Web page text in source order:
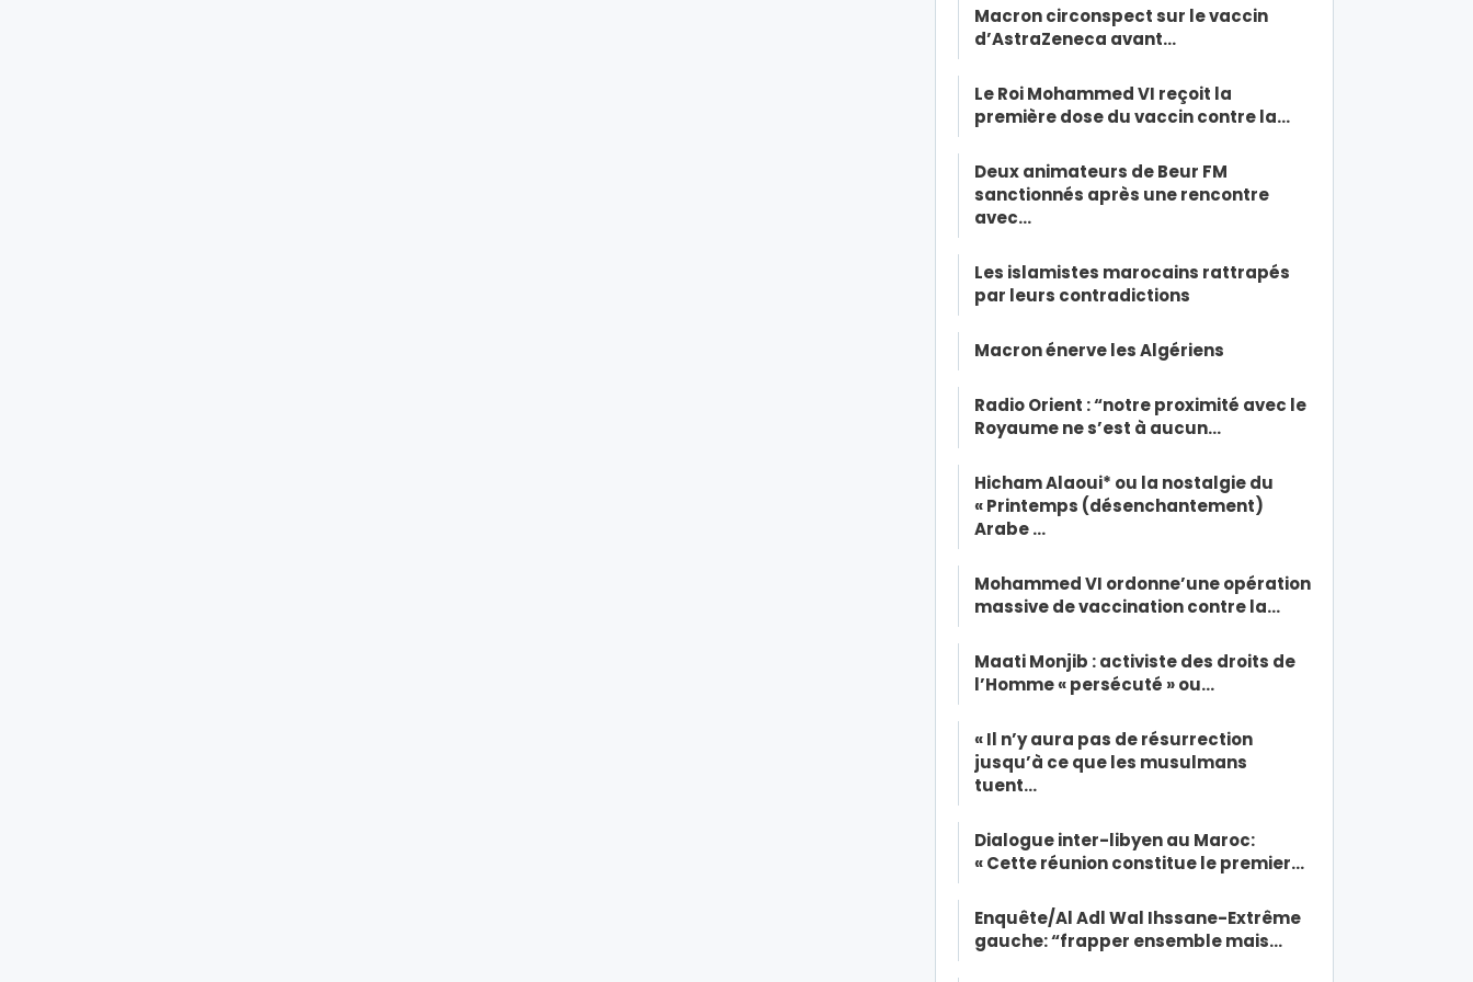
Macron circonspect sur le vaccin
d’AstraZeneca avant…
Le Roi Mohammed VI reçoit la
première dose du vaccin contre la…
Deux animateurs de Beur FM
sanctionnés après une rencontre
avec…
Les islamistes marocains rattrapés
par leurs contradictions
Macron énerve les Algériens
Radio Orient : “notre proximité avec le
Royaume ne s’est à aucun…
Hicham Alaoui* ou la nostalgie du
« Printemps (désenchantement)
Arabe …
Mohammed VI ordonne’une opération
massive de vaccination contre la…
Maati Monjib : activiste des droits de
l’Homme « persécuté » ou…
« Il n’y aura pas de résurrection
jusqu’à ce que les musulmans
tuent…
Dialogue inter-libyen au Maroc:
« Cette réunion constitue le premier…
Enquête/Al Adl Wal Ihssane-Extrême
gauche: “frapper ensemble mais…